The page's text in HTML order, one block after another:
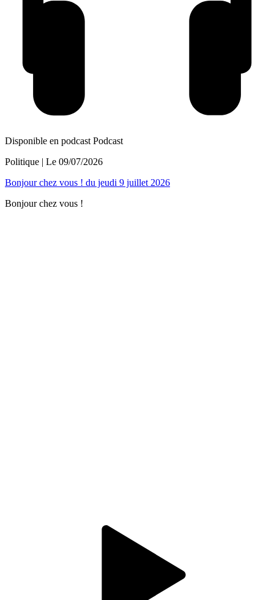
Disponible en podcast Podcast
Politique | Le 09/07/2026
Bonjour chez vous ! du jeudi 9 juillet 2026
Bonjour chez vous !